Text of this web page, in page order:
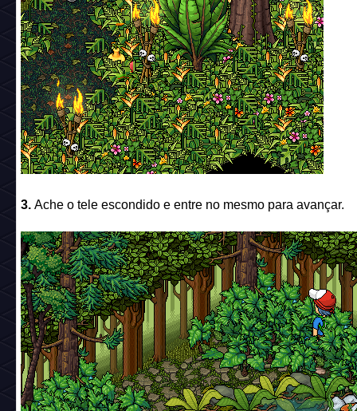
3. Ache o tele escondido e entre no mesmo para avançar.